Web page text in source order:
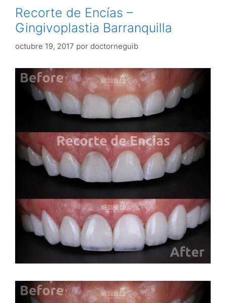
Recorte de Encías –
Gingivoplastia Barranquilla
octubre 19, 2017 por doctorneguib